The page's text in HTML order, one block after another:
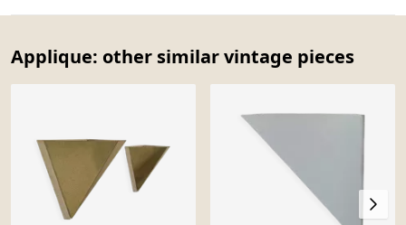
Applique: other similar vintage pieces